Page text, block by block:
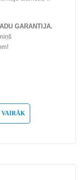
GARANTIJA.
VAIRĀK